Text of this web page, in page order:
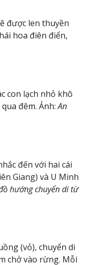
được len thuyền
hoa điên điển,
con lạch nhỏ khô
đêm. Ảnh:An
đến với hai cái
Giang) và U Minh
hướng chuyển di từ
(vỏ), chuyển di
chở vào rừng. Mỗi